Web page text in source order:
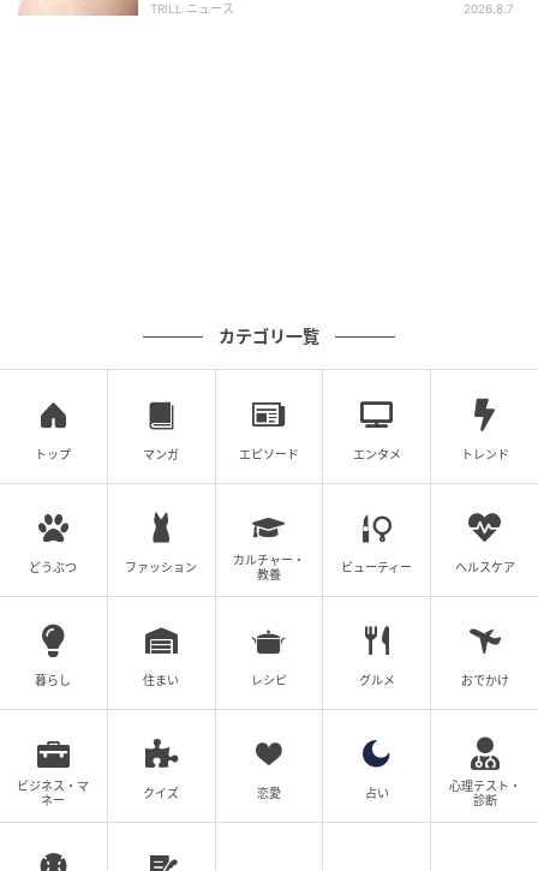
ゆうゆうtime
※この記事は、『嗤うサレ妻 復讐の好機は逃さない』
（黒田しのぶ 著・ぶんか社 刊）をウェブ記事用に再編
集したものです。
元記事で読む
次の記事
「準備しすぎない旅」が心地いい。あやじま
さん流「持たない旅」リュック派の理由と荷
物を減らすコツ
の記事をもっとみる
TRILL ニュース 2026.8.7
カテゴリ一覧
トップ マンガ エピソード エンタメ トレンド
どうぶつ ファッション
カルチャー・
教養
ビューティー ヘルスケア
暮らし 住まい レシピ グルメ おでかけ
ビジネス・マ
ネー
クイズ 恋愛 占い
心理テスト・
診断